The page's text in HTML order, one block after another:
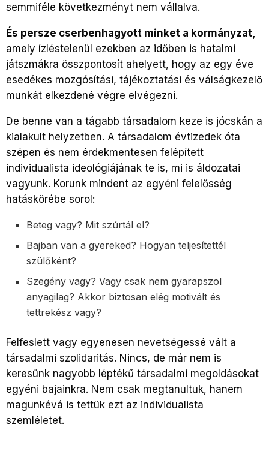
semmiféle következményt nem vállalva.
És persze cserbenhagyott minket a kormányzat,
amely ízléstelenül ezekben az időben is hatalmi
játszmákra összpontosít ahelyett, hogy az egy éve
esedékes mozgósítási, tájékoztatási és válságkezelő
munkát elkezdené végre elvégezni.
De benne van a tágabb társadalom keze is jócskán a
kialakult helyzetben. A társadalom évtizedek óta
szépen és nem érdekmentesen felépített
individualista ideológiájának te is, mi is áldozatai
vagyunk. Korunk mindent az egyéni felelősség
hatáskörébe sorol:
Beteg vagy? Mit szúrtál el?
Bajban van a gyereked? Hogyan teljesítettél
szülőként?
Szegény vagy? Vagy csak nem gyarapszol
anyagilag? Akkor biztosan elég motivált és
tettrekész vagy?
Felfeslett vagy egyenesen nevetségessé vált a
társadalmi szolidaritás. Nincs, de már nem is
keresünk nagyobb léptékű társadalmi megoldásokat
egyéni bajainkra. Nem csak megtanultuk, hanem
magunkévá is tettük ezt az individualista
szemléletet.